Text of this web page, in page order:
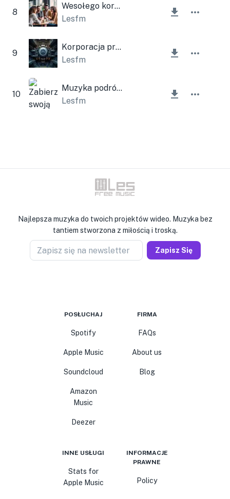
8
Wesołego korporacyjnego karnawału
Lesfm
9
Korporacja przemysłowa
Lesfm
10
Muzyka podróżnicza
Lesfm
Najlepsza muzyka do twoich projektów wideo. Muzyka bez
tantiem stworzona z miłością i troską.
Zapisz się na newsletter Zapisz Się
POSŁUCHAJ
Spotify
Apple Music
Soundcloud
Amazon
Music
Deezer
FIRMA
FAQs
About us
Blog
INNE USŁUGI
Stats for
Apple Music
INFORMACJE
PRAWNE
Policy